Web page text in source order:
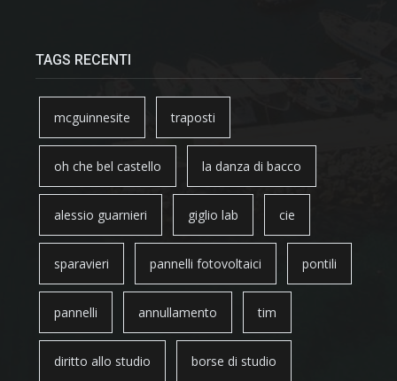
TAGS RECENTI
mcguinnesite traposti
oh che bel castello la danza di bacco
alessio guarnieri giglio lab cie
sparavieri pannelli fotovoltaici pontili
pannelli annullamento tim
diritto allo studio borse di studio